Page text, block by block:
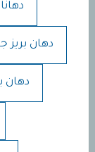
دهانات
دهان بريز
دهان